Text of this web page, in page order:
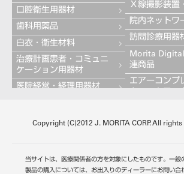
口腔衛生用器材
歯科用薬品
白衣・衛生材料
治療計画患者・コミュニ
ケーション用器材
医院経営・経理用器材
技工用設備機器
歯科用金属
Ｘ線撮影装置
院内ネットワ
訪問診療用器
Morita
連商品
エアーコンプ
その他の診療
Copyright (C)2012 J. MORITA CORP. All
当サイトは、医療関係者の方を対象にしたものです。一般
製品の購入については、お出入りのディーラーにお問い